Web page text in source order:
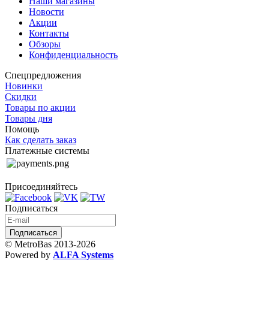
Новости
Акции
Контакты
Обзоры
Конфиденциальность
Спецпредложения
Новинки
Скидки
Товары по акции
Товары дня
Помощь
Как сделать заказ
Платежные системы
Присоединяйтесь
Подписаться
© MetroBas 2013-2026
Powered by ALFA Systems